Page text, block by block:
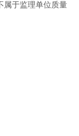
属于监理单位质量